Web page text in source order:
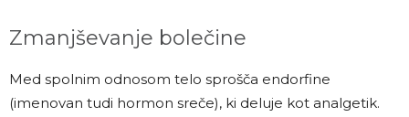
Zmanjševanje bolečine
Med spolnim odnosom telo sprošča endorfine
(imenovan tudi hormon sreče), ki deluje kot analgetik.